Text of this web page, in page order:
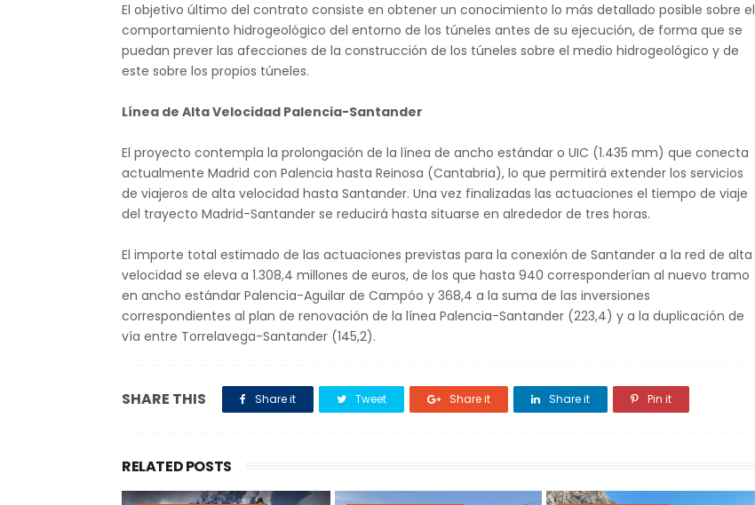
El objetivo último del contrato consiste en obtener un conocimiento lo más detallado posible sobre el
comportamiento hidrogeológico del entorno de los túneles antes de su ejecución, de forma que se
puedan prever las afecciones de la construcción de los túneles sobre el medio hidrogeológico y de
este sobre los propios túneles.
Línea de Alta Velocidad Palencia-Santander
El proyecto contempla la prolongación de la línea de ancho estándar o UIC (1.435 mm) que conecta
actualmente Madrid con Palencia hasta Reinosa (Cantabria), lo que permitirá extender los servicios
de viajeros de alta velocidad hasta Santander. Una vez finalizadas las actuaciones el tiempo de viaje
del trayecto Madrid-Santander se reducirá hasta situarse en alrededor de tres horas.
El importe total estimado de las actuaciones previstas para la conexión de Santander a la red de alta
velocidad se eleva a 1.308,4 millones de euros, de los que hasta 940 corresponderían al nuevo tramo
en ancho estándar Palencia-Aguilar de Campóo y 368,4 a la suma de las inversiones
correspondientes al plan de renovación de la línea Palencia-Santander (223,4) y a la duplicación de
vía entre Torrelavega-Santander (145,2).
SHARE THIS Share it Tweet Share it Share it Pin it
RELATED POSTS